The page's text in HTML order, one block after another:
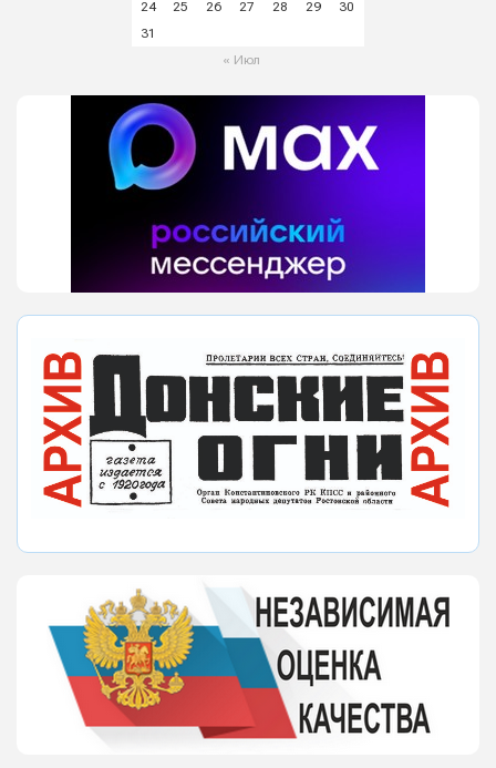
24
25 26 27 28 29
30
31
« Июл